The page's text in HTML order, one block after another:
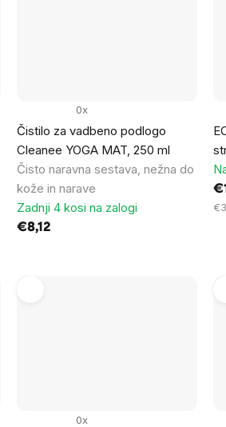
Čistilo za vadbeno podlogo
Cleanee YOGA MAT, 250 ml
Čisto naravna sestava, nežna do
kože in narave
0x
Zadnji 4 kosi na zalogi
€8,12
0x